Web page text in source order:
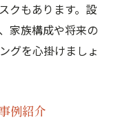
クもあります。設
家族構成や将来の
グを心掛けましょ
例紹介